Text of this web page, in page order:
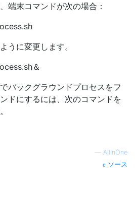
端末コマンドが次の場合：
うに変更します。
＆
バックグラウンドプロセスをフ
ドにするには、次のコマンドを
— AllInOne
ソース